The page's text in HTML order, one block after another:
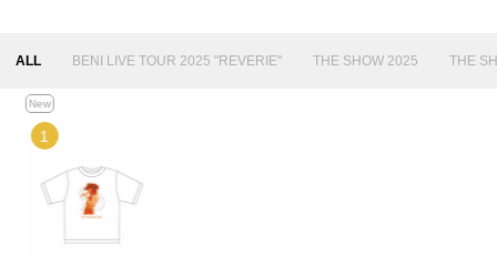
ALL BENI LIVE TOUR 2025 "REVERIE" THE SHOW 2025 THE
New